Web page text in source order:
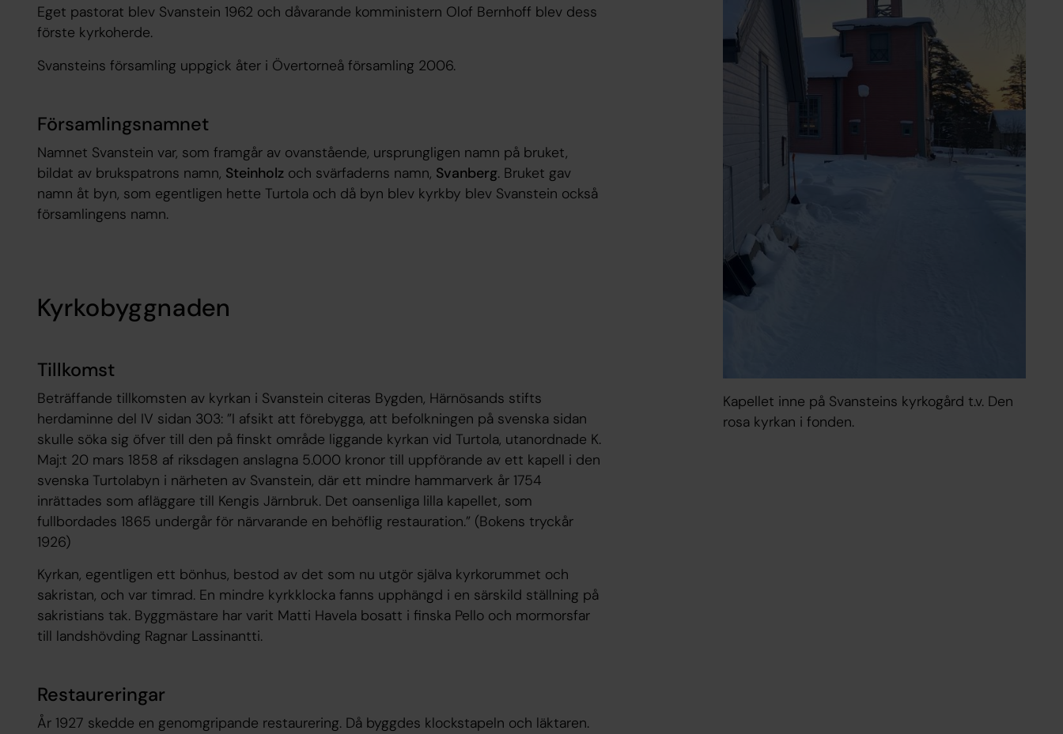
Eget pastorat blev Svanstein 1962 och dåvarande komministern Olof Bernhoff blev dess
förste kyrkoherde.
Svansteins församling uppgick åter i Övertorneå församling 2006.
Församlingsnamnet
Namnet Svanstein var, som framgår av ovanstående, ursprungligen namn på bruket,
bildat av brukspatrons namn, Steinholzoch svärfaderns namn, Svanberg. Bruket gav
namn åt byn, som egentligen hette Turtola och då byn blev kyrkby blev Svanstein också
församlingens namn.
Kyrkobyggnaden
Tillkomst
Beträffande tillkomsten av kyrkan i Svanstein citeras Bygden, Härnösands stifts
herdaminne del IV sidan 303: ”I afsikt att förebygga, att befolkningen på svenska sidan
skulle söka sig öfver till den på finskt område liggande kyrkan vid Turtola, utanordnade K.
Maj:t 20 mars 1858 af riksdagen anslagna 5.000 kronor till uppförande av ett kapell i den
svenska Turtolabyn i närheten av Svanstein, där ett mindre hammarverk år 1754
inrättades som afläggare till Kengis Järnbruk. Det oansenliga lilla kapellet, som
fullbordades 1865 undergår för närvarande en behöflig restauration.” (Bokens tryckår
1926)
Kyrkan, egentligen ett bönhus, bestod av det som nu utgör själva kyrkorummet och
sakristan, och var timrad. En mindre kyrkklocka fanns upphängd i en särskild ställning på
sakristians tak. Byggmästare har varit Matti Havela bosatt i finska Pello och mormorsfar
till landshövding Ragnar Lassinantti.
Restaureringar
År 1927 skedde en genomgripande restaurering. Då byggdes klockstapeln och läktaren.
Kapellet inne på Svansteins kyrkogård t.v. Den
rosa kyrkan i fonden.